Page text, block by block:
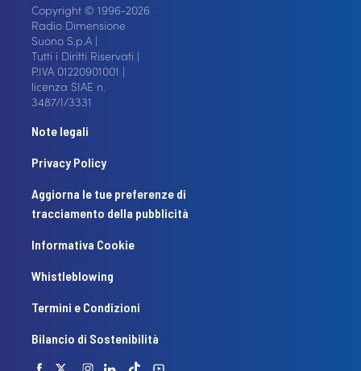
Copyright © 1996-2026
Radio Dimensione
Suono S.p.A |
Tutti i Diritti Riservati |
P.IVA 01220901001 |
licenza SIAE n.
3487/I/3331
Note legali
Privacy Policy
Aggiorna le tue preferenze di
tracciamento della pubblicità
Informativa Cookie
Whistleblowing
Termini e Condizioni
Bilancio di Sostenibilità